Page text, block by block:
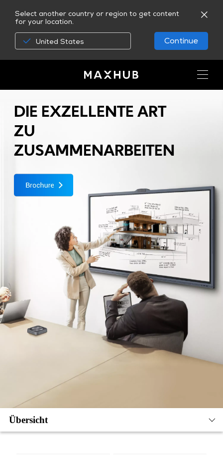
Select another country or region to get content
for your location.
United States Continue
DIE EXZELLENTE ART
ZU
ZUSAMMENARBEITEN
Übersicht